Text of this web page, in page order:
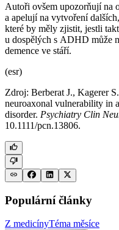
Autoři ovšem upozorňují na
a apelují na vytvoření
které by měly zjistit, jestli
u dospělých s ADHD může
demence ve stáří.
(esr)
Zdroj: Berberat J., Kagerer
neuroaxonal vulnerability in
disorder. Psychiatry Clin
10.1111/pcn.13806.
Populární články
Z medicínyTéma měsíce